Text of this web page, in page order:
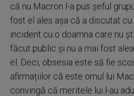
că nu Macron l-a pus șeful
fost el ales așa că a discutat
incident cu o doamna care nu
făcut public și nu a mai fost
el. Deci, obsesia este să fie
afirmațiilor că este omul lui
convingă că meritele lui l-au